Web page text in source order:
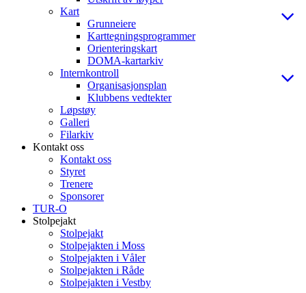
Kart
Grunneiere
Karttegningsprogrammer
Orienteringskart
DOMA-kartarkiv
Internkontroll
Organisasjonsplan
Klubbens vedtekter
Løpstøy
Galleri
Filarkiv
Kontakt oss
Kontakt oss
Styret
Trenere
Sponsorer
TUR-O
Stolpejakt
Stolpejakt
Stolpejakten i Moss
Stolpejakten i Våler
Stolpejakten i Råde
Stolpejakten i Vestby